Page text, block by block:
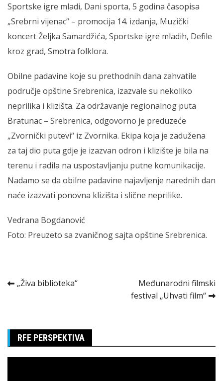
Sportske igre mladi, Dani sporta, 5 godina časopisa
„Srebrni vijenac“ – promocija 14. izdanja, Muzički
koncert Željka Samardžića, Sportske igre mladih, Defile
kroz grad, Smotra folklora.
Obilne padavine koje su prethodnih dana zahvatile
područje opštine Srebrenica, izazvale su nekoliko
neprilika i klizišta. Za održavanje regionalnog puta
Bratunac – Srebrenica, odgovorno je preduzeće
„Zvornički putevi“ iz Zvornika. Ekipa koja je zadužena
za taj dio puta gdje je izazvan odron i klizište je bila na
terenu i radila na uspostavljanju putne komunikacije.
Nadamo se da obilne padavine najavljenje narednih dan
naće izazvati ponovna klizišta i slične neprilike.
Vedrana Bogdanović
Foto: Preuzeto sa zvaničnog sajta opštine Srebrenica.
Kretanje
„Živa biblioteka“
Međunarodni filmski
festival „Uhvati film“
RFE PERSPEKTIVA